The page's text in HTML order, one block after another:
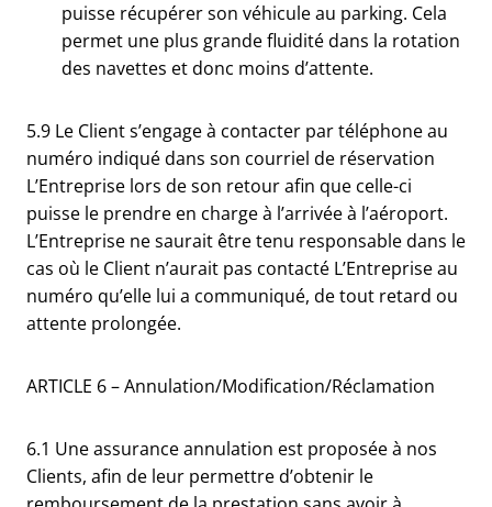
puisse récupérer son véhicule au parking. Cela
permet une plus grande fluidité dans la rotation
des navettes et donc moins d’attente.
5.9 Le Client s’engage à contacter par téléphone au
numéro indiqué dans son courriel de réservation
L’Entreprise lors de son retour afin que celle-ci
puisse le prendre en charge à l’arrivée à l’aéroport.
L’Entreprise ne saurait être tenu responsable dans le
cas où le Client n’aurait pas contacté L’Entreprise au
numéro qu’elle lui a communiqué, de tout retard ou
attente prolongée.
ARTICLE 6 – Annulation/Modification/Réclamation
6.1 Une assurance annulation est proposée à nos
Clients, afin de leur permettre d’obtenir le